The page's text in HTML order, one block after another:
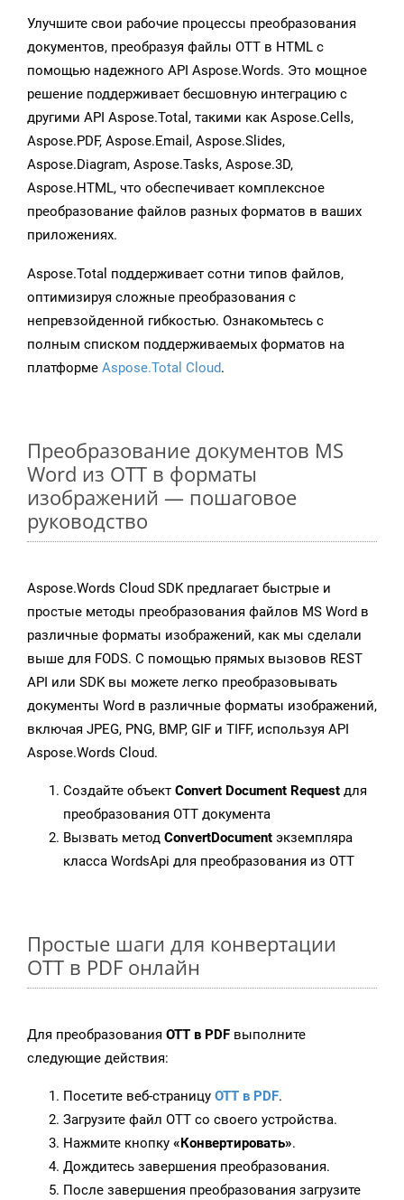
Улучшите свои рабочие процессы преобразования
документов, преобразуя файлы OTT в HTML с
помощью надежного API Aspose.Words. Это мощное
решение поддерживает бесшовную интеграцию с
другими API Aspose.Total, такими как Aspose.Cells,
Aspose.PDF, Aspose.Email, Aspose.Slides,
Aspose.Diagram, Aspose.Tasks, Aspose.3D,
Aspose.HTML, что обеспечивает комплексное
преобразование файлов разных форматов в ваших
приложениях.
Aspose.Total поддерживает сотни типов файлов,
оптимизируя сложные преобразования с
непревзойденной гибкостью. Ознакомьтесь с
полным списком поддерживаемых форматов на
платформе Aspose.Total Cloud.
Преобразование документов MS
Word из OTT в форматы
изображений — пошаговое
руководство
Aspose.Words Cloud SDK предлагает быстрые и
простые методы преобразования файлов MS Word в
различные форматы изображений, как мы сделали
выше для FODS. С помощью прямых вызовов REST
API или SDK вы можете легко преобразовывать
документы Word в различные форматы изображений,
включая JPEG, PNG, BMP, GIF и TIFF, используя API
Aspose.Words Cloud.
Создайте объект Convert Document Request для
преобразования OTT документа
Вызвать метод ConvertDocument экземпляра
класса WordsApi для преобразования из OTT
Простые шаги для конвертации
OTT в PDF онлайн
Для преобразования OTT в PDF выполните
следующие действия:
Посетите веб-страницу OTT в PDF.
Загрузите файл OTT со своего устройства.
Нажмите кнопку «Конвертировать».
Дождитесь завершения преобразования.
После завершения преобразования загрузите